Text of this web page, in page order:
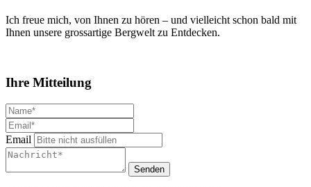
Ich freue mich, von Ihnen zu hören – und vielleicht schon bald mit
Ihnen unsere grossartige Bergwelt zu Entdecken.
Ihre Mitteilung
Email
Senden